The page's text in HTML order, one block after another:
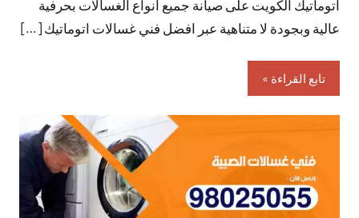
اتوماتيك الكويت على صيانة جميع أنواع الغسالات بحرفية
عالية وبجودة لا متناهية عبر افضل فني غسالات اتوماتيك […]
تابع القراءة